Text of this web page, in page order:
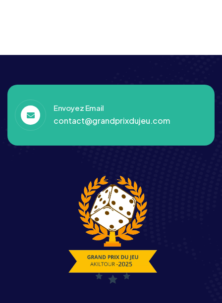
Envoyez Email
contact@grandprixdujeu.com